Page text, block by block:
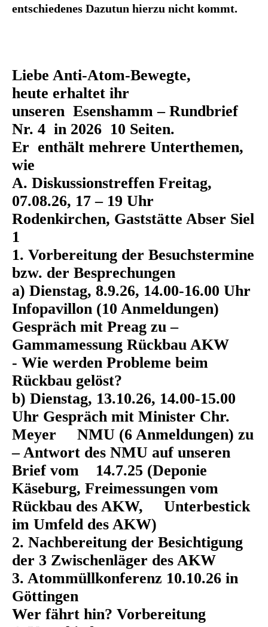
entschiedenes Dazutun hierzu nicht kommt.
Liebe Anti-Atom-Bewegte,
heute erhaltet ihr
unseren Esenshamm – Rundbrief
Nr. 4 in 2026 10 Seiten.
Er enthält mehrere Unterthemen,
wie
A. Diskussionstreffen Freitag,
07.08.26, 17 – 19 Uhr
Rodenkirchen, Gaststätte Abser Siel
1
1. Vorbereitung der Besuchstermine
bzw. der Besprechungen
a) Dienstag, 8.9.26, 14.00-16.00 Uhr
Infopavillon (10 Anmeldungen)
Gespräch mit Preag zu –
Gammamessung Rückbau AKW
- Wie werden Probleme beim
Rückbau gelöst?
b) Dienstag, 13.10.26, 14.00-15.00
Uhr Gespräch mit Minister Chr.
Meyer NMU (6 Anmeldungen) zu
– Antwort des NMU auf unseren
Brief vom 14.7.25 (Deponie
Käseburg, Freimessungen vom
Rückbau des AKW, Unterbestick
im Umfeld des AKW)
2. Nachbereitung der Besichtigung
der 3 Zwischenläger des AKW
3. Atommüllkonferenz 10.10.26 in
Göttingen
Wer fährt hin? Vorbereitung